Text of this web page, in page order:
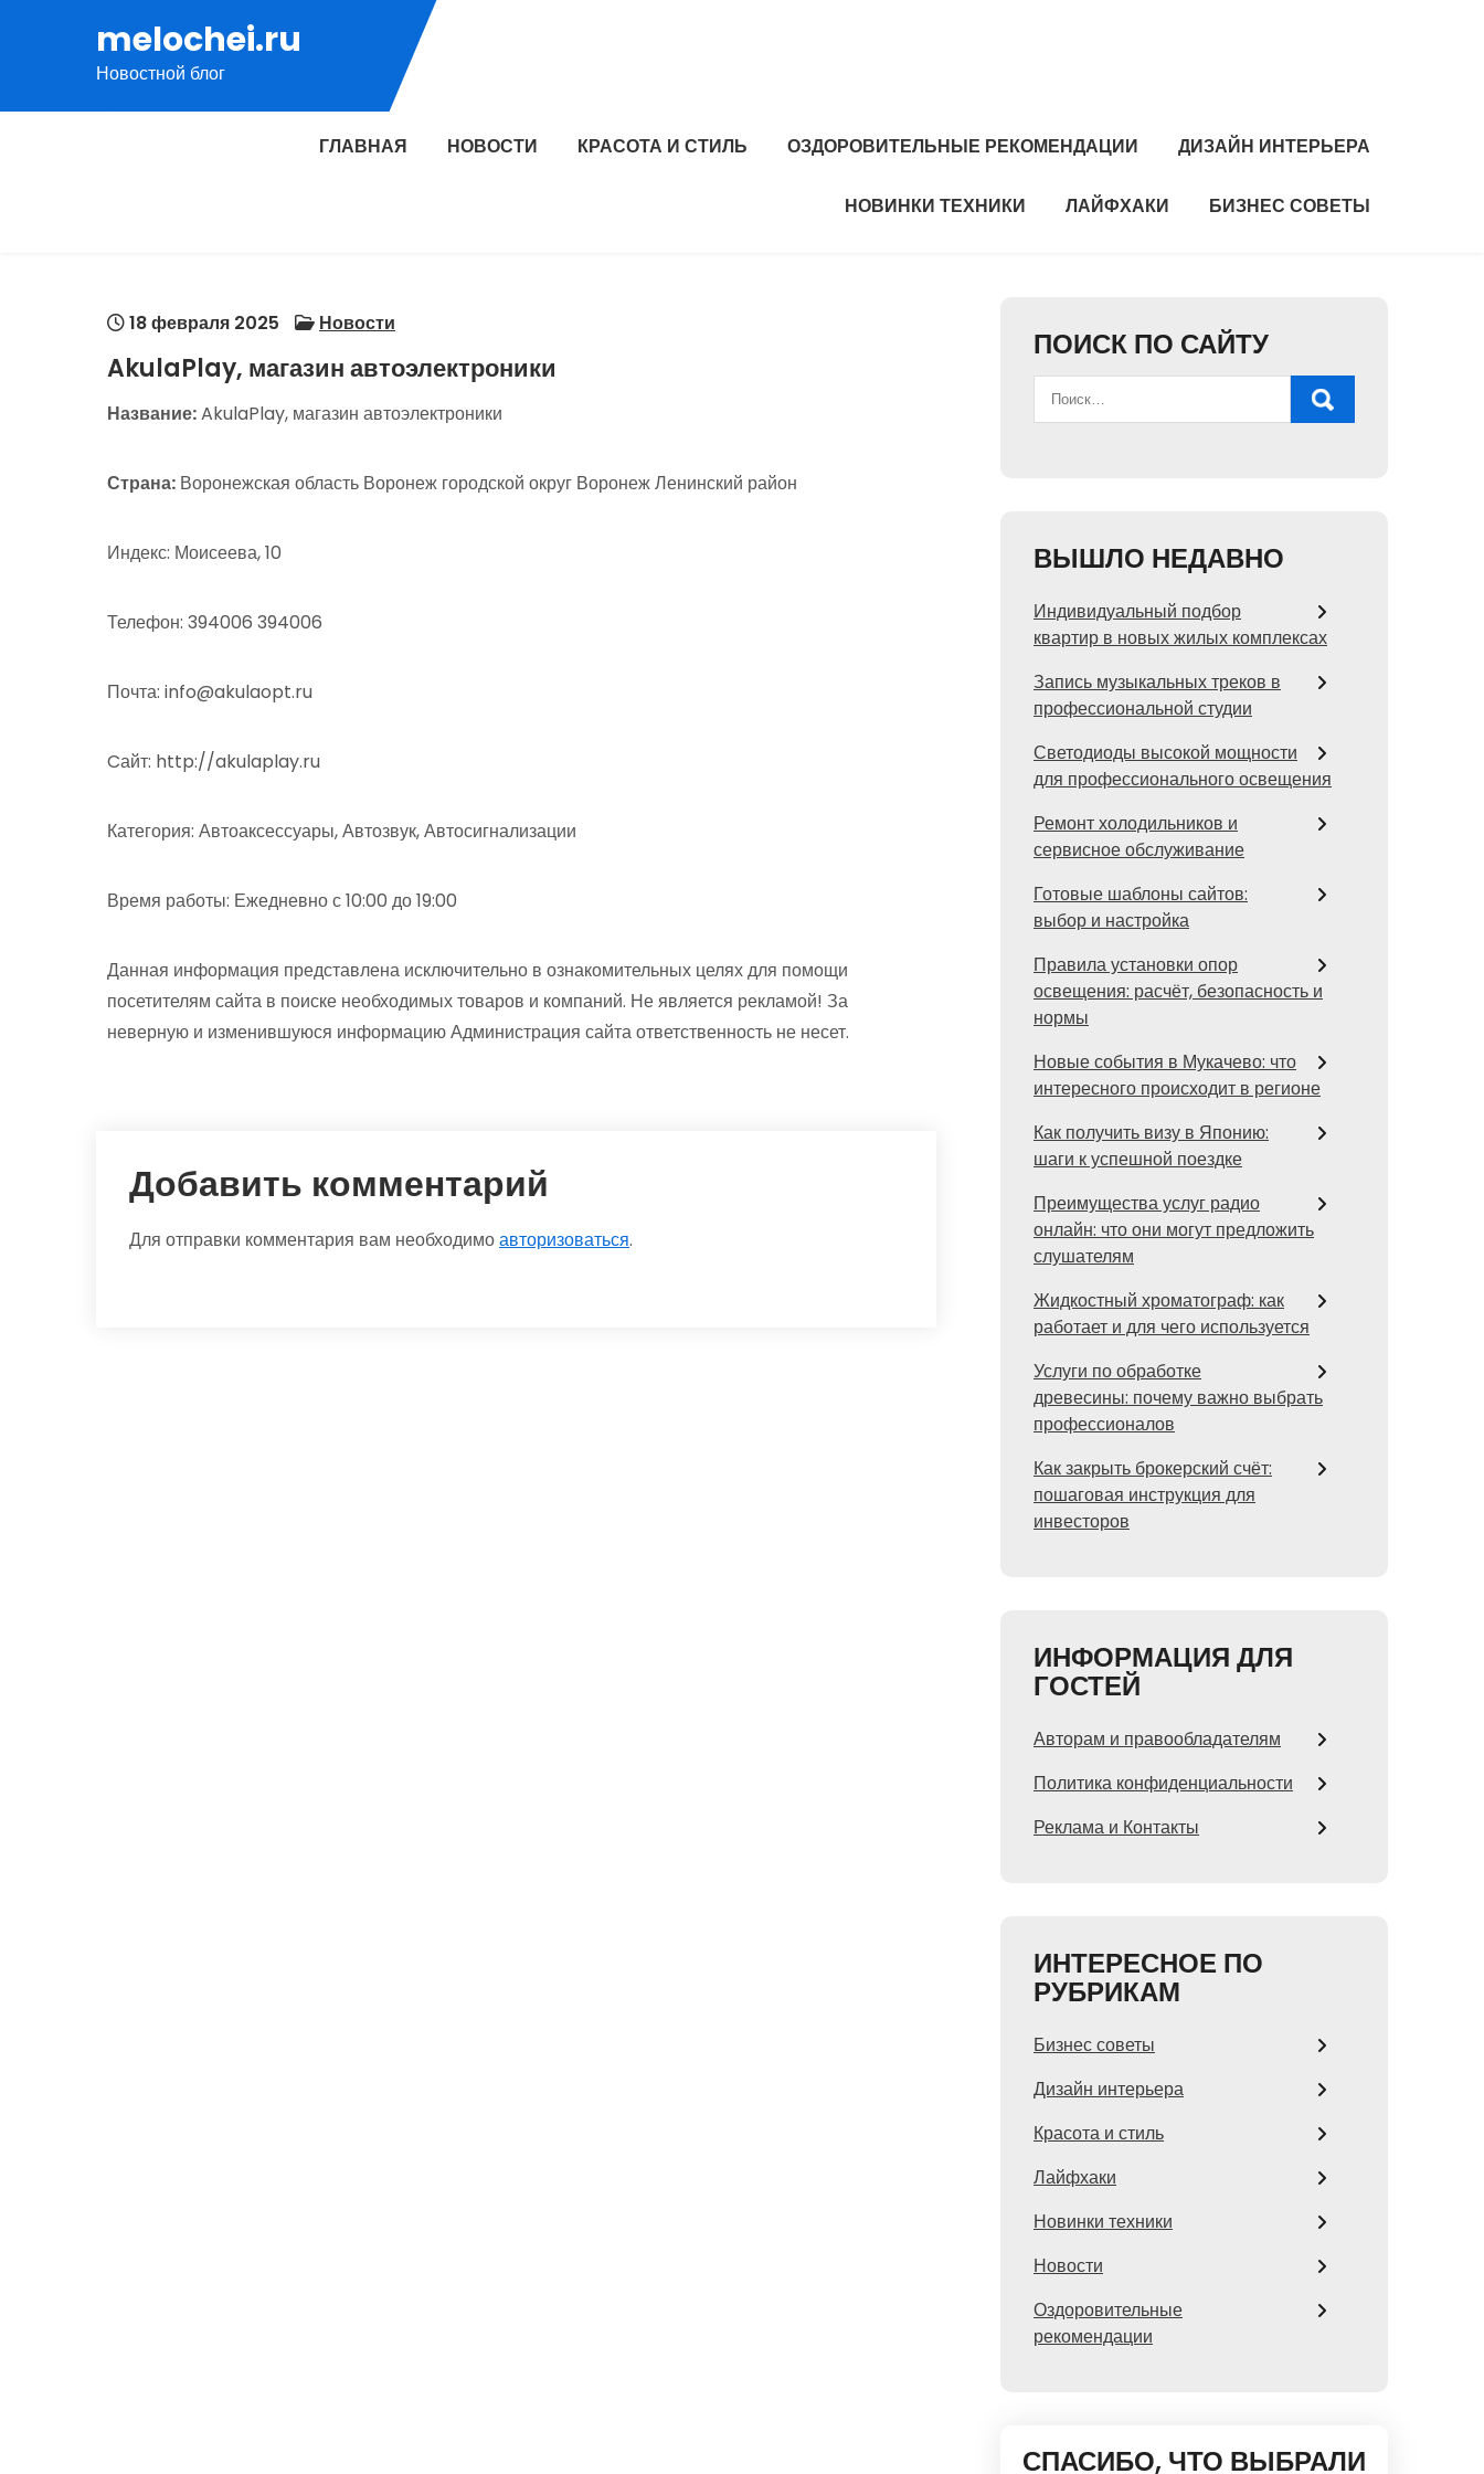
содержимому
melochei.ru
Новостной блог
ГЛАВНАЯ НОВОСТИ КРАСОТА И СТИЛЬ ОЗДОРОВИТЕЛЬНЫЕ РЕКОМЕНДАЦИИ ДИЗАЙН ИНТЕРЬЕРА
НОВИНКИ ТЕХНИКИ ЛАЙФХАКИ БИЗНЕС СОВЕТЫ
18 февраля 2025 Новости
AkulaPlay, магазин автоэлектроники
Название:AkulaPlay, магазин автоэлектроники
Страна: Воронежская область Воронеж городской округ Воронеж Ленинский район
Индекс: Моисеева, 10
Телефон: 394006 394006
Почта: info@akulaopt.ru
Cайт: http://akulaplay.ru
Категория: Автоаксессуары, Автозвук, Автосигнализации
Время работы: Ежедневно с 10:00 до 19:00
Данная информация представлена исключительно в ознакомительных целях для помощи
посетителям сайта в поиске необходимых товаров и компаний. Не является рекламой! За
неверную и изменившуюся информацию Администрация сайта ответственность не несет.
Добавить комментарий
Для отправки комментария вам необходимоавторизоваться.
ПОИСК ПО САЙТУ
ВЫШЛО НЕДАВНО
Индивидуальный подбор
квартир в новых жилых комплексах
Запись музыкальных треков в
профессиональной студии
Светодиоды высокой мощности
для профессионального освещения
Ремонт холодильников и
сервисное обслуживание
Готовые шаблоны сайтов:
выбор и настройка
Правила установки опор
освещения: расчёт, безопасность и
нормы
Новые события в Мукачево: что
интересного происходит в регионе
Как получить визу в Японию:
шаги к успешной поездке
Преимущества услуг радио
онлайн: что они могут предложить
слушателям
Жидкостный хроматограф: как
работает и для чего используется
Услуги по обработке
древесины: почему важно выбрать
профессионалов
Как закрыть брокерский счёт:
пошаговая инструкция для
инвесторов
ИНФОРМАЦИЯ ДЛЯ
ГОСТЕЙ
Авторам и правообладателям
Политика конфиденциальности
Реклама и Контакты
ИНТЕРЕСНОЕ ПО
РУБРИКАМ
Бизнес советы
Дизайн интерьера
Красота и стиль
Лайфхаки
Новинки техники
Новости
Оздоровительные
рекомендации
СПАСИБО, ЧТО ВЫБРАЛИ